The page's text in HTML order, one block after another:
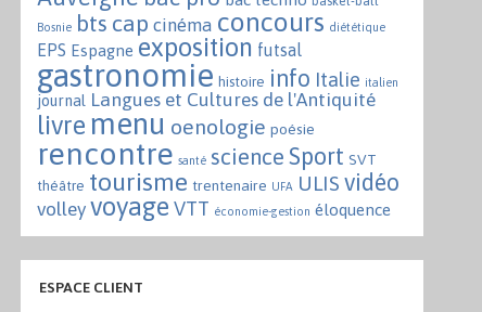
Bosnie bts cap cinéma concours diététique
EPS Espagne exposition futsal
gastronomie histoire info Italie italien
journal Langues et Cultures de l'Antiquité
livre menu oenologie poésie
rencontre santé science Sport SVT
théâtre tourisme trentenaire UFA ULIS vidéo
volley voyage VTT économie-gestion éloquence
ESPACE CLIENT